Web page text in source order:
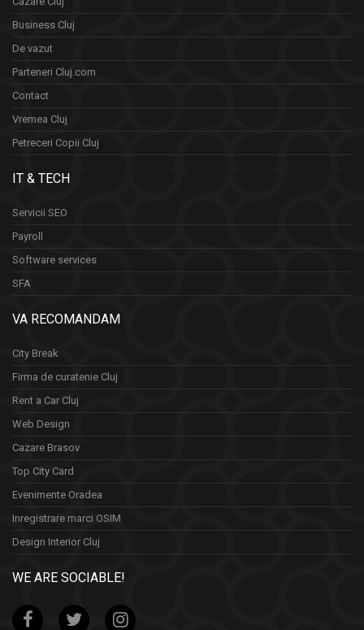
Business Cluj
De vazut
Parteneri Cluj.com
Contact
Vremea Cluj
Petreceri Copii Cluj
IT & TECH
Servicii SEO
Payroll
Software services
SFA
VA RECOMANDAM
City Break
Firma de curatenie Cluj
Rent a Car Cluj
Web Design
Cazare Brasov
Top City Card
Evenimente Oradea
Inregistrare marci OSIM
Design Interior Cluj
WE ARE SOCIABLE!